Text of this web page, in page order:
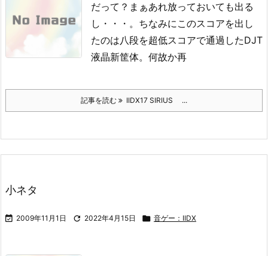
だって？ まぁあれ放っておいても出る
し・・・。 ちなみにこのスコアを出し
たのは八段を超低スコアで通過したDJT
液晶新筐体。 何故か再
記事を読む IIDX17 SIRIUS ...
小ネタ
 2009年11月1日  2022年4月15日  音ゲー：IIDX